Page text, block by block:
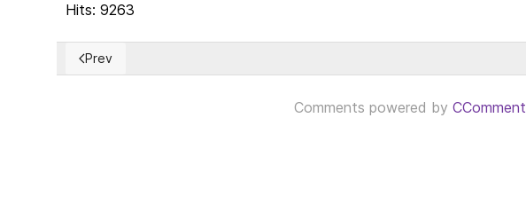
Hits: 9263
Previous article: La tragedia económica de América Latina
Prev
Comments powered byCComment